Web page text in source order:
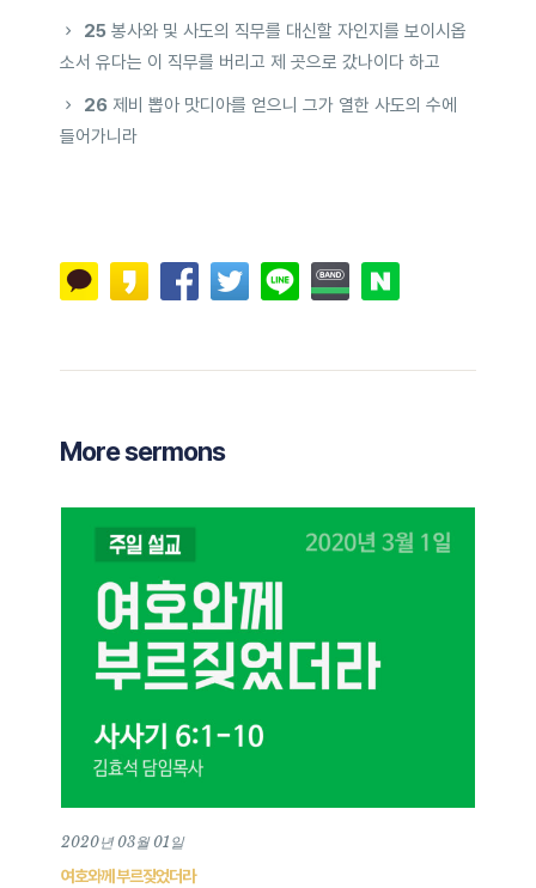
25봉사와 및 사도의 직무를 대신할 자인지를 보이시옵
소서 유다는 이 직무를 버리고 제 곳으로 갔나이다 하고
26제비 뽑아 맛디아를 얻으니 그가 열한 사도의 수에
들어가니라
More sermons
2020년 03월 01일
여호와께 부르짖었더라